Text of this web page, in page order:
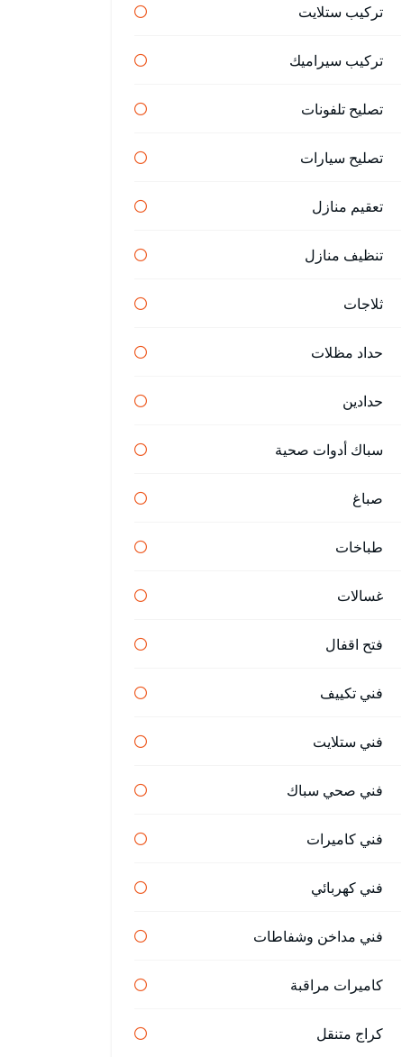
تركيب ستلايت
تركيب سيراميك
تصليح تلفونات
تصليح سيارات
تعقيم منازل
تنظيف منازل
ثلاجات
حداد مظلات
حدادين
سباك أدوات صحية
صباغ
طباخات
غسالات
فتح اقفال
فني تكييف
فني ستلايت
فني صحي سباك
فني كاميرات
فني كهربائي
فني مداخن وشفاطات
كاميرات مراقبة
كراج متنقل